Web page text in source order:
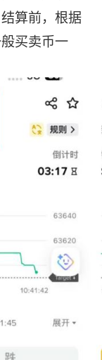
算前，根据
买卖币一